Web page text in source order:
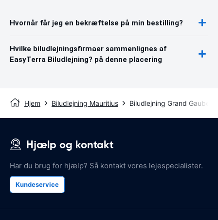
Hvornår får jeg en bekræftelse på min bestilling?
Hvilke biludlejningsfirmaer sammenlignes af
EasyTerra Biludlejning? på denne placering
Hjem Biludlejning Mauritius Biludlejning Grand Gaube
Hjælp og kontakt
Har du brug for hjælp? Så kontakt vores lejespecialister.
Kundeservice